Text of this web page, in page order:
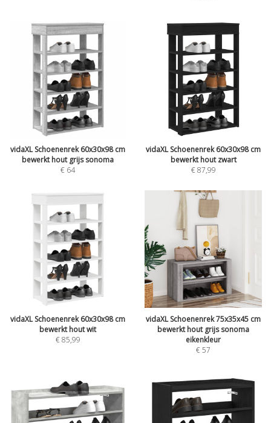
vidaXL Schoenenrek 60x30x98 cm
bewerkt hout grijs sonoma
€ 64
vidaXL Schoenenrek 60x30x98 cm
bewerkt hout zwart
€87,99
vidaXL Schoenenrek 60x30x98 cm
bewerkt hout wit
€85,99
vidaXL Schoenenrek 75x35x45 cm
bewerkt hout grijs sonoma
eikenkleur
€57